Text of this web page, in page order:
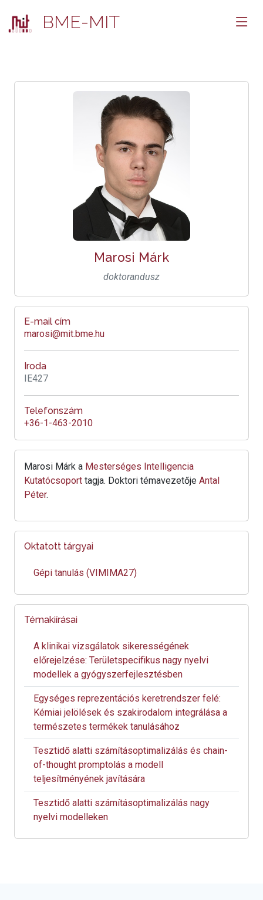
BME-MIT
Marosi Márk
doktorandusz
E-mail cím
marosi@mit.bme.hu
Iroda
IE427
Telefonszám
+36-1-463-2010
Marosi Márk a Mesterséges Intelligencia
Kutatócsoport tagja. Doktori témavezetője Antal
Péter.
Oktatott tárgyai
Gépi tanulás (VIMIMA27)
Témakiírásai
A klinikai vizsgálatok sikerességének
előrejelzése: Területspecifikus nagy nyelvi
modellek a gyógyszerfejlesztésben
Egységes reprezentációs keretrendszer felé:
Kémiai jelölések és szakirodalom integrálása a
természetes termékek tanulásához
Tesztidő alatti számításoptimalizálás és chain-
of-thought promptolás a modell
teljesítményének javítására
Tesztidő alatti számításoptimalizálás nagy
nyelvi modelleken